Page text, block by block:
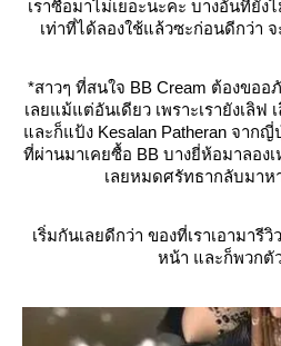
เราซื้อมาไม่เยอะนะคะ บางอันที่ยัง
เท่าที่ได้ลองใช้แล้วซะก่อนดีกว่า
*สาวๆ ที่สนใจ BB Cream ต้องขออ
เลยแม้แต่อันเดียว เพราะเรายังเลิฟ
ละก็แป้ง Kesalan Patheran จากญี่
ที่ผ่านมาเคยซื้อ BB บางยี่ห้อมาลอง
เลยหมดศรัทธากลับมาห
เริ่มกันเลยดีกว่า ของที่เราเอามารี
หน้า และก็พวกตั